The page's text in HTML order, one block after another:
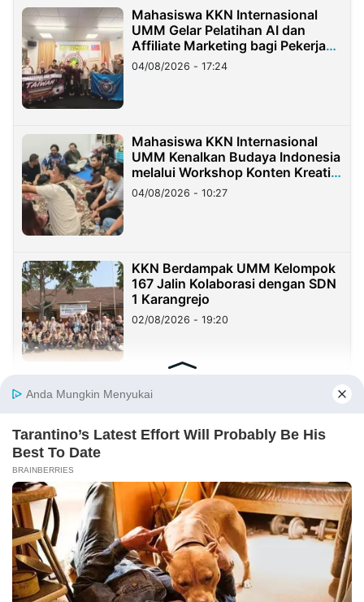
Mahasiswa KKN Internasional
UMM Gelar Pelatihan AI dan
Affiliate Marketing bagi Pekerja
Migran Indonesia di Taiwan
04/08/2026 - 17:24
Mahasiswa KKN Internasional
UMM Kenalkan Budaya Indonesia
melalui Workshop Konten Kreatif
di Taiwan
04/08/2026 - 10:27
KKN Berdampak UMM Kelompok
167 Jalin Kolaborasi dengan SDN
1 Karangrejo
02/08/2026 - 19:20
Yang Mahal Bukan Suara Rakyat
Haji Her Mirip Prabowo, Rejekinya
Melimpah dan Dikagumi Banyak